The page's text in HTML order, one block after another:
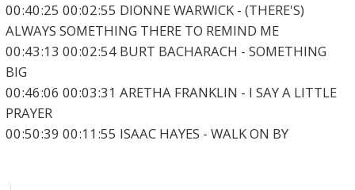
00:40:25 00:02:55 DIONNE WARWICK - (THERE'S)
ALWAYS SOMETHING THERE TO REMIND ME
00:43:13 00:02:54 BURT BACHARACH - SOMETHING
BIG
00:46:06 00:03:31 ARETHA FRANKLIN - I SAY A LITTLE
PRAYER
00:50:39 00:11:55 ISAAC HAYES - WALK ON BY